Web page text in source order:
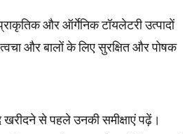
और ऑर्गेनिक टॉयलेटरी उत्पादों
और बालों के लिए सुरक्षित और पोषक
खरीदने से पहले उनकी समीक्षाएं पढ़ें।